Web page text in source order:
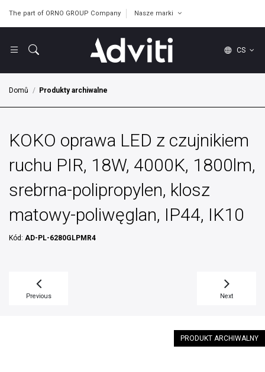
The part of ORNO GROUP Company Nasze marki
CS
Domů Produkty archiwalne
KOKO oprawa LED z czujnikiem
ruchu PIR, 18W, 4000K, 1800lm,
srebrna-polipropylen, klosz
matowy-poliwęglan, IP44, IK10
Kód: AD-PL-6280GLPMR4
Previous Next
PRODUKT ARCHIWALNY